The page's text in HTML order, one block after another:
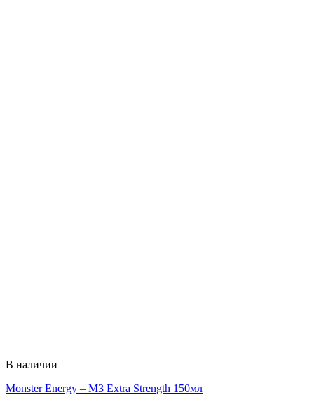
В наличии
Monster Energy – M3 Extra Strength 150мл